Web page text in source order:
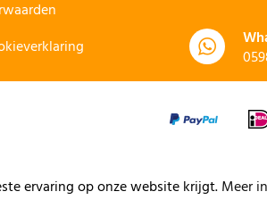
ervaring op onze website krijgt.Meer